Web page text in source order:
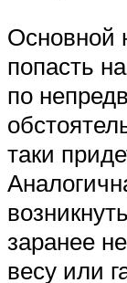
Основной
попасть
по
таки
заранее
весу или